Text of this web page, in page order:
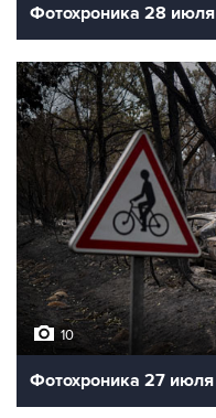
Фотохроника 28 июля
10
Фотохроника 27 июля